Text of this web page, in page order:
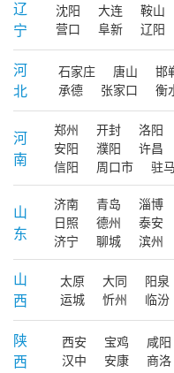
辽
宁
沈阳 大连 鞍山
营口
阜新 辽阳
河
北
石家庄 唐山 邯
承德
张家口 衡
河
南
郑州 开封 洛阳
安阳
濮阳 许昌
信阳
周口市 驻
山
东
济南 青岛 淄博
日照
德州 泰安
济宁
聊城 滨州
山
西
太原 大同 阳泉
运城
忻州 临汾
陕
西
西安 宝鸡 咸阳
汉中
安康 商洛